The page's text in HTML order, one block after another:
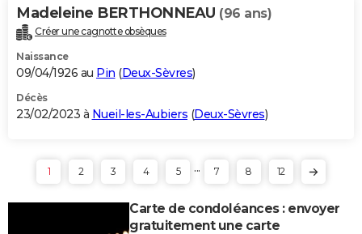
Madeleine BERTHONNEAU (96 ans)
Créer une cagnotte obsèques
Naissance
09/04/1926 au Pin (Deux-Sèvres)
Décès
23/02/2023 à Nueil-les-Aubiers (Deux-Sèvres)
1 2 3 4 5 ... 7 8 12
Carte de condoléances : envoyer
gratuitement une carte